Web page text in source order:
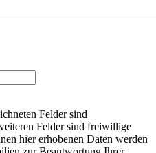
Felder sind
Felder sind freiwillige
hier erhobenen Daten werden